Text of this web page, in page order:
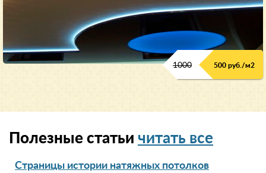
1000 500 руб./м2
Полезные статьи читать все
Страницы истории натяжных потолков